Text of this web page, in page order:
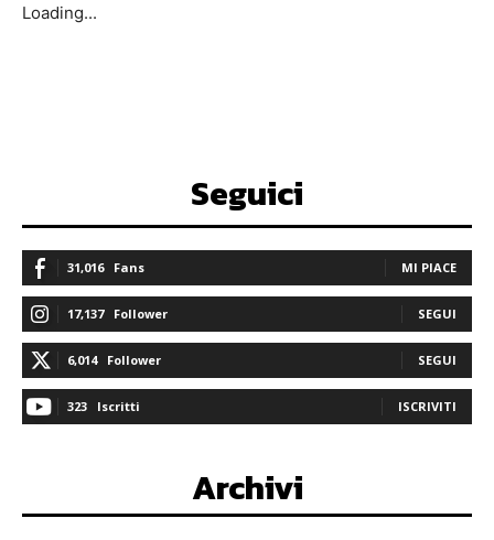
Loading...
Seguici
31,016 Fans MI PIACE
17,137 Follower SEGUI
6,014 Follower SEGUI
323 Iscritti ISCRIVITI
Archivi